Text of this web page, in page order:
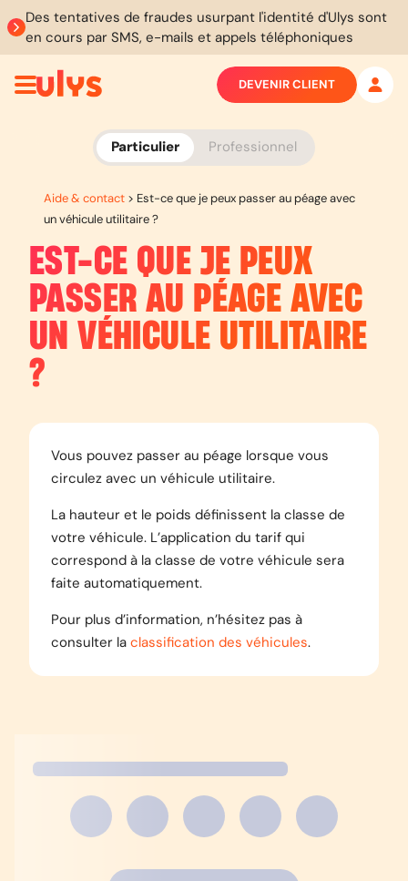
Des tentatives de fraudes usurpant l'identité d'Ulys sont
en cours par SMS, e-mails et appels téléphoniques
Particulier Professionnel
DEVENIR CLIENT
Aide & contact > Est-ce que je peux passer au péage avec
un véhicule utilitaire ?
EST-CE QUE JE PEUX
PASSER AU PÉAGE AVEC
UN VÉHICULE UTILITAIRE
?
Vous pouvez passer au péage lorsque vous
circulez avec un véhicule utilitaire.
La hauteur et le poids définissent la classe de
votre véhicule. L’application du tarif qui
correspond à la classe de votre véhicule sera
faite automatiquement.
Pour plus d’information, n’hésitez pas à
consulter la classification des véhicules​.